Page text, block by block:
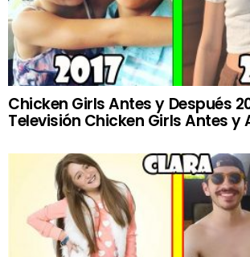
Chicken Girls Antes y Después
Televisión Chicken Girls Antes y